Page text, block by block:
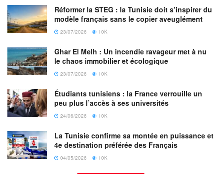
également inclus dans l’offre.
Voyager avec Emirates
Santé et bien-être :La santé et le bien-être de ses
passagers étant une priorité absolue, Emirates a mis en
placeun ensemble complet de mesures de sécurité
chaque étape du voyage de ses clients. La compagnie
aérienne a ainsi introduit récemment latechnologie sans
contactet renforcé ses capacités de vérification numérique
leTravel Pass IATAcet été.
Réformer la STEG : la Tunisie doit s’inspirer du
modèle français sans le copier aveuglément
23/07/2026 10K
Ghar El Melh : Un incendie ravageur met à nu
le chaos immobilier et écologique
23/07/2026 10K
Étudiants tunisiens : la France verrouille un
peu plus l’accès à ses universités
24/06/2026 10K
La Tunisie confirme sa montée en puissance et
4e destination préférée des Français
04/05/2026 10K